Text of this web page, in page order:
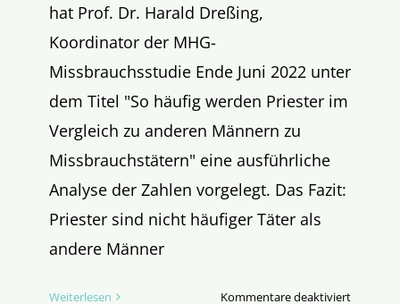
hat Prof. Dr. Harald Dreßing,
Koordinator der MHG-
Missbrauchsstudie Ende Juni 2022 unter
dem Titel "So häufig werden Priester im
Vergleich zu anderen Männern zu
Missbrauchstätern" eine ausführliche
Analyse der Zahlen vorgelegt. Das Fazit:
Priester sind nicht häufiger Täter als
andere Männer
Weiterlesen Kommentare deaktiviertfür